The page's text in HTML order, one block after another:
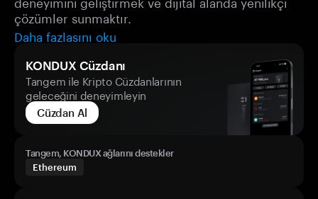
çözümler sunmaktır.
Daha fazlasını oku
KONDUX Cüzdanı
Tangem ile Kripto Cüzdanlarının
geleceğini deneyimleyin
Cüzdan Al
Tangem, KONDUX ağlarını destekler
Ethereum